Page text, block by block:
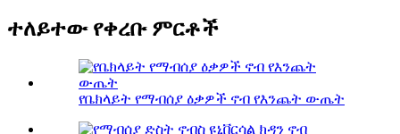
ተለይተው የቀረቡ ምርቶች
የቤክላይት የማብሰያ ዕቃዎች ኖብ የእንጨት ውጤት